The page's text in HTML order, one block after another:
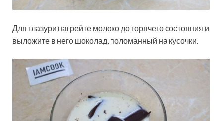
Для глазури нагрейте молоко до горячего состояния и
выложите в него шоколад, поломанный на кусочки.